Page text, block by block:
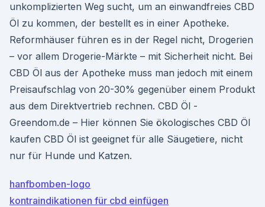
unkomplizierten Weg sucht, um an einwandfreies CBD
Öl zu kommen, der bestellt es in einer Apotheke.
Reformhäuser führen es in der Regel nicht, Drogerien
– vor allem Drogerie-Märkte – mit Sicherheit nicht. Bei
CBD Öl aus der Apotheke muss man jedoch mit einem
Preisaufschlag von 20-30% gegenüber einem Produkt
aus dem Direktvertrieb rechnen. CBD Öl -
Greendom.de – Hier können Sie ökologisches CBD Öl
kaufen CBD Öl ist geeignet für alle Säugetiere, nicht
nur für Hunde und Katzen.
hanfbomben-logo
kontraindikationen für cbd einfügen